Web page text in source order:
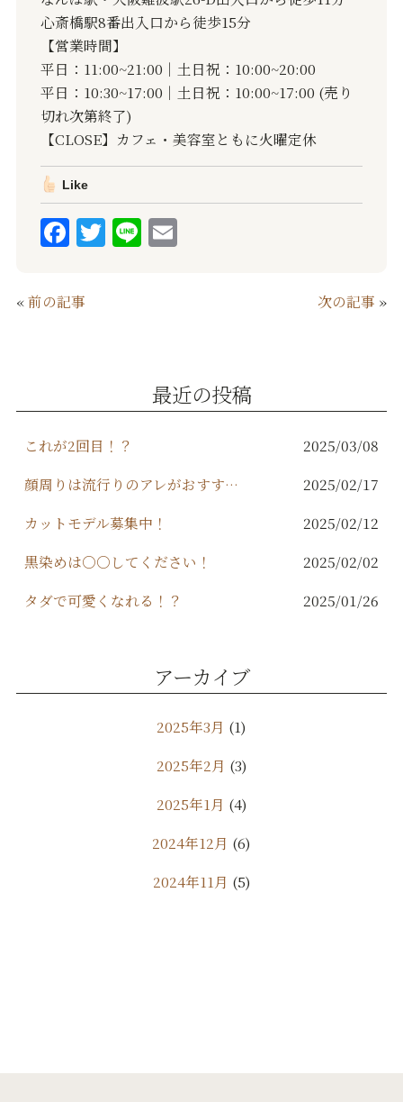
心斎橋駅8番出入口から徒歩15分
【営業時間】
平日：11:00~21:00｜土日祝：10:00~20:00
平日：10:30~17:00｜土日祝：10:00~17:00 (売り
切れ次第終了)
【CLOSE】カフェ・美容室ともに火曜定休
Like
F
a
c
e
o
k
T
w
Li
n
E
«前の記事 次の記事 »
最近の投稿
これが2回目！？
2025/03/08
顔周りは流行りのアレがおすすめ！
2025/02/17
カットモデル募集中！
2025/02/12
黒染めは○○してください！
2025/02/02
タダで可愛くなれる！？
2025/01/26
アーカイブ
2025年3月 (1)
2025年2月 (3)
2025年1月 (4)
2024年12月 (6)
2024年11月 (5)
2024年6月(18)